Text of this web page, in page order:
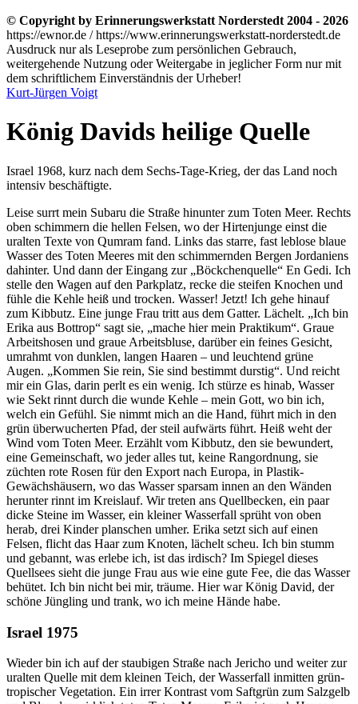
© Copyright by Erinnerungswerkstatt Norderstedt 2004 - 2026
https://ewnor.de / https://www.erinnerungswerkstatt-norderstedt.de
Ausdruck nur als Leseprobe zum persönlichen Gebrauch,
weitergehende Nutzung oder Weitergabe in jeglicher Form nur mit
dem schriftlichem Einverständnis der Urheber!
Kurt-Jürgen Voigt
König Davids heilige Quelle
Israel 1968, kurz nach dem Sechs-Tage-Krieg, der das Land noch
intensiv beschäftigte.
Leise surrt mein Subaru die Straße hinunter zum Toten Meer. Rechts
oben schimmern die hellen Felsen, wo der Hirtenjunge einst die
uralten Texte von Qumram fand. Links das starre, fast leblose blaue
Wasser des Toten Meeres mit den schimmernden Bergen Jordaniens
dahinter. Und dann der Eingang zur Böckchenquelle
En Gedi. Ich
stelle den Wagen auf den Parkplatz, recke die steifen Knochen und
fühle die Kehle heiß und trocken. Wasser! Jetzt! Ich gehe hinauf
zum Kibbutz. Eine junge Frau tritt aus dem Gatter. Lächelt.
Ich bin
Erika aus Bottrop
sagt sie, mache hier mein Praktikum . Graue
Arbeitshosen und graue Arbeitsbluse, darüber ein feines Gesicht,
umrahmt von dunklen, langen Haaren – und leuchtend grüne
Augen.
Kommen Sie rein, Sie sind bestimmt durstig . Und reicht
mir ein Glas, darin perlt es ein wenig. Ich stürze es hinab, Wasser
wie Sekt rinnt durch die wunde Kehle – mein Gott, wo bin ich,
welch ein Gefühl. Sie nimmt mich an die Hand, führt mich in den
grün überwucherten Pfad, der steil aufwärts führt. Heiß weht der
Wind vom Toten Meer. Erzählt vom Kibbutz, den sie bewundert,
eine Gemeinschaft, wo jeder alles tut, keine Rangordnung, sie
züchten rote Rosen für den Export nach Europa, in Plastik-
Gewächshäusern, wo das Wasser sparsam innen an den Wänden
herunter rinnt im Kreislauf. Wir treten ans Quellbecken, ein paar
dicke Steine im Wasser, ein kleiner Wasserfall sprüht von oben
herab, drei Kinder planschen umher. Erika setzt sich auf einen
Felsen, flicht das Haar zum Knoten, lächelt scheu. Ich bin stumm
und gebannt, was erlebe ich, ist das irdisch? Im Spiegel dieses
Quellsees sieht die junge Frau aus wie eine gute Fee, die das Wasser
behütet. Ich bin nicht bei mir, träume. Hier war König David, der
schöne Jüngling und trank, wo ich meine Hände habe.
Israel 1975
Wieder bin ich auf der staubigen Straße nach Jericho und weiter zur
uralten Quelle mit dem kleinen Teich, der Wasserfall inmitten grün-
tropischer Vegetation. Ein irrer Kontrast vom Saftgrün zum Salzgelb